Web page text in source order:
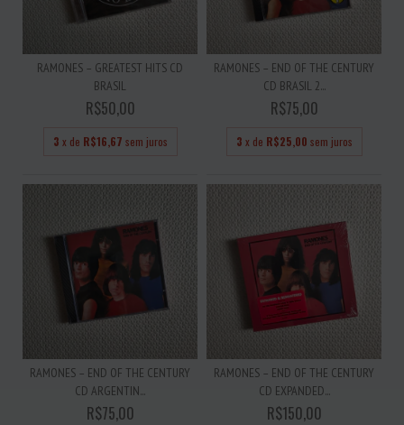
RAMONES – GREATEST HITS CD
BRASIL
R$50,00
3 x de R$16,67 sem juros
RAMONES – END OF THE CENTURY
CD BRASIL 2...
R$75,00
3 x de R$25,00 sem juros
RAMONES – END OF THE CENTURY
CD ARGENTIN...
R$75,00
RAMONES – END OF THE CENTURY
CD EXPANDED...
R$150,00